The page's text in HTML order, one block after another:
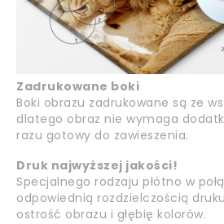
Zadrukowane boki
Boki obrazu zadrukowane są ze
dlatego obraz nie wymaga
razu gotowy do zawieszenia.
Druk najwyższej jakości!
Specjalnego rodzaju płótno w
odpowiednią rozdzielczością
ostrość obrazu i głębię kolorów.